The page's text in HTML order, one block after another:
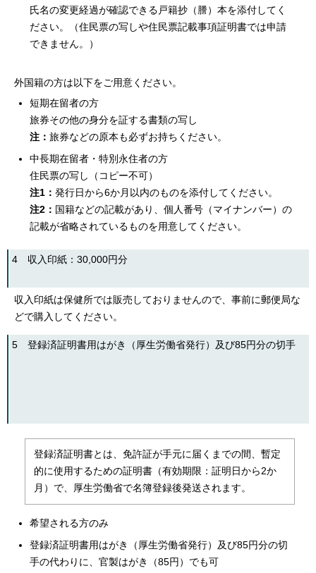
氏名の変更経過が確認できる戸籍抄（謄）本を添付してく
ださい。（住民票の写しや住民票記載事項証明書では申請
できません。）
外国籍の方は以下をご用意ください。
短期在留者の方
旅券その他の身分を証する書類の写し
注： 旅券などの原本も必ずお持ちください。
中長期在留者・特別永住者の方
住民票の写し（コピー不可）
注1： 発行日から6か月以内のものを添付してください。
注2： 国籍などの記載があり、個人番号（マイナンバー）の
記載が省略されているものを用意してください。
4 収入印紙：30,000円分
収入印紙は保健所では販売しておりませんので、事前に郵便局な
どで購入してください。
5 登録済証明書用はがき（厚生労働省発行）及び85円分の切手
登録済証明書とは、免許証が手元に届くまでの間、暫定
的に使用するための証明書（有効期限：証明日から2か
月）で、厚生労働省で名簿登録後発送されます。
希望される方のみ
登録済証明書用はがき（厚生労働省発行）及び85円分の切
手の代わりに、官製はがき（85円）でも可